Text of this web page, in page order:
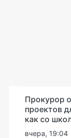
Прокурор
проектов
как со
вчера, 19:04